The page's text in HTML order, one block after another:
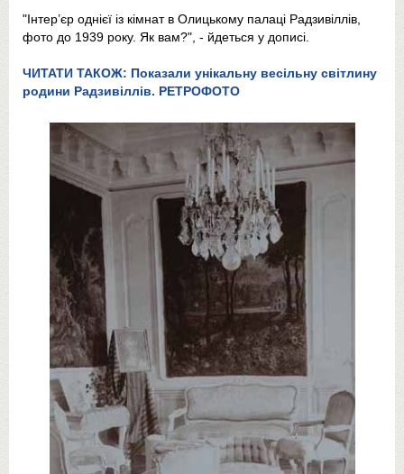
"Інтер’єр однієї із кімнат в Олицькому палаці Радзивіллів,
фото до 1939 року. Як вам?", - йдеться у дописі.
ЧИТАТИ ТАКОЖ: Показали унікальну весільну світлину
родини Радзивіллів. РЕТРОФОТО